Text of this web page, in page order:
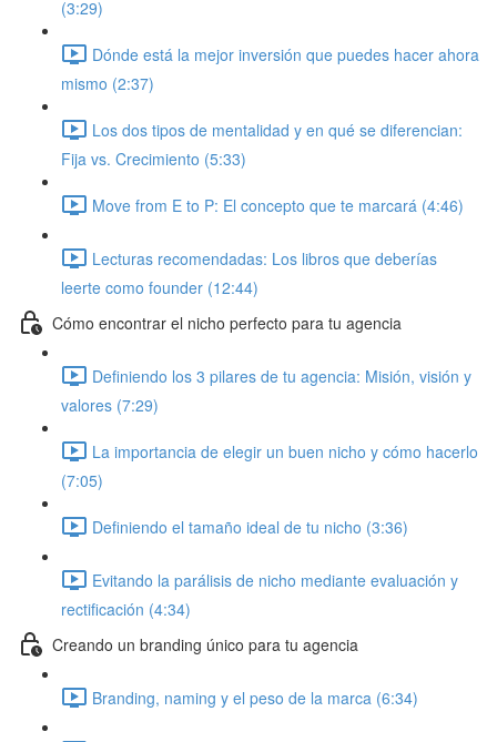
(3:29)
Dónde está la mejor inversión que puedes hacer ahora
mismo (2:37)
Los dos tipos de mentalidad y en qué se diferencian:
Fija vs. Crecimiento (5:33)
Move from E to P: El concepto que te marcará (4:46)
Lecturas recomendadas: Los libros que deberías
leerte como founder (12:44)
Cómo encontrar el nicho perfecto para tu agencia
Definiendo los 3 pilares de tu agencia: Misión, visión y
valores (7:29)
La importancia de elegir un buen nicho y cómo hacerlo
(7:05)
Definiendo el tamaño ideal de tu nicho (3:36)
Evitando la parálisis de nicho mediante evaluación y
rectificación (4:34)
Creando un branding único para tu agencia
Branding, naming y el peso de la marca (6:34)